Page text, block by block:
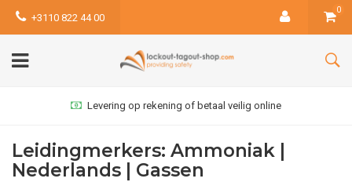
+3110 822 44 00
0
Levering op rekening of betaal veilig online
Leidingmerkers: Ammoniak |
Nederlands | Gassen